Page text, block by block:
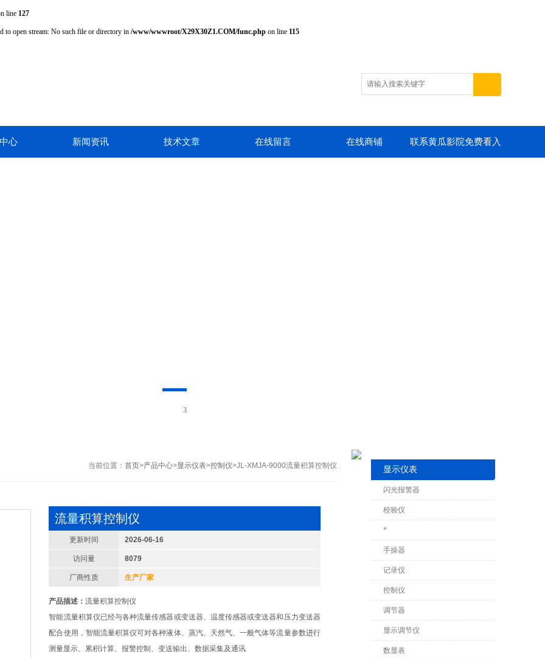
line 127
to open stream: No such file or directory in /www/wwwroot/X29X30Z1.COM/func.php on line 115
心 新闻资讯 技术文章 在线留言 在线商铺 联系黄瓜影院免费看入
显示仪表
闪光报警器
校验仪
*
手操器
记录仪
控制仪
调节器
显示调节仪
数显表
当前位置： 首页>产品中心>显示仪表>控制仪>JL-XMJA-9000流量积算控制仪
流量积算控制仪
更新时间 2026-06-16
访问量 8079
厂商性质 生产厂家
产品描述：流量积算控制仪
智能流量积算仪已经与各种流量传感器或变送器、温度传感器或变送器和压力变送器
配合使用，智能流量积算仪可对各种液体、蒸汽、天然气、一般气体等流量参数进行
测量显示、累积计算、报警控制、变送输出、数据采集及通讯